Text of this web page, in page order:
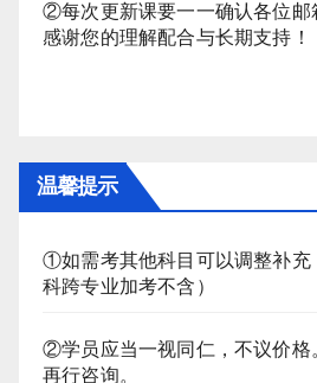
②每次更新课要一一确认各位邮
感谢您的理解配合与长期支持！
温馨提示
①如需考其他科目可以调整补充
科跨专业加考不含）
②学员应当一视同仁，不议价格
再行咨询。